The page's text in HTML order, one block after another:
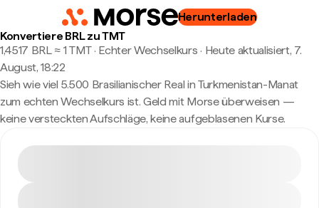
Herunterladen
Konvertiere BRL zu TMT
1,4517 BRL ≈ 1 TMT · Echter Wechselkurs · Heute aktualisiert, 7.
August, 18:22
Sieh wie viel 5.500 Brasilianischer Real in Turkmenistan-Manat
zum echten Wechselkurs ist. Geld mit Morse überweisen —
keine versteckten Aufschläge, keine aufgeblasenen Kurse.